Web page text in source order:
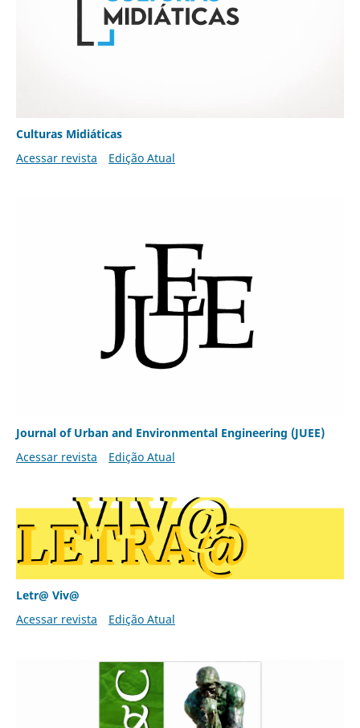
Culturas Midiáticas
Acessar revista
Edição Atual
Journal of Urban and Environmental Engineering (JUEE)
Acessar revista
Edição Atual
Letr@ Viv@
Acessar revista
Edição Atual